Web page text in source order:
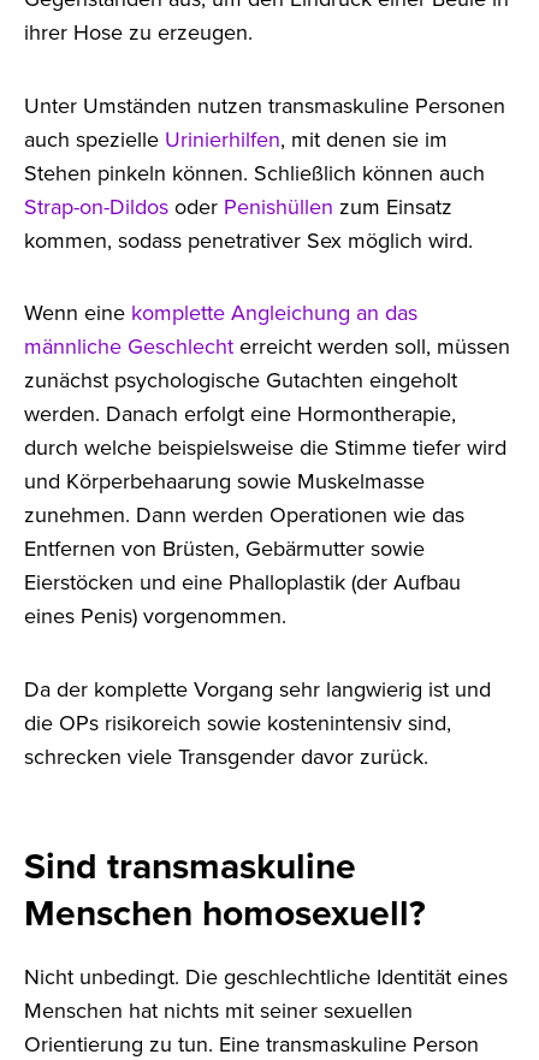
ihrer Hose zu erzeugen.
Unter Umständen nutzen transmaskuline Personen
auch spezielle Urinierhilfen, mit denen sie im
Stehen pinkeln können. Schließlich können auch
Strap-on-Dildos oder Penishüllen zum Einsatz
kommen, sodass penetrativer Sex möglich wird.
Wenn eine komplette Angleichung an das
männliche Geschlecht erreicht werden soll, müssen
zunächst psychologische Gutachten eingeholt
werden. Danach erfolgt eine Hormontherapie,
durch welche beispielsweise die Stimme tiefer wird
und Körperbehaarung sowie Muskelmasse
zunehmen. Dann werden Operationen wie das
Entfernen von Brüsten, Gebärmutter sowie
Eierstöcken und eine Phalloplastik (der Aufbau
eines Penis) vorgenommen.
Da der komplette Vorgang sehr langwierig ist und
die OPs risikoreich sowie kostenintensiv sind,
schrecken viele Transgender davor zurück.
Sind transmaskuline
Menschen homosexuell?
Nicht unbedingt. Die geschlechtliche Identität eines
Menschen hat nichts mit seiner sexuellen
Orientierung zu tun. Eine transmaskuline Person